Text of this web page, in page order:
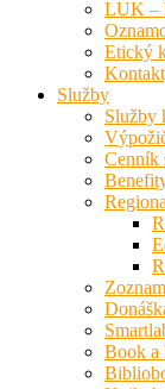
LUK –
Etický
Služby
Služby
Cenník
Book a